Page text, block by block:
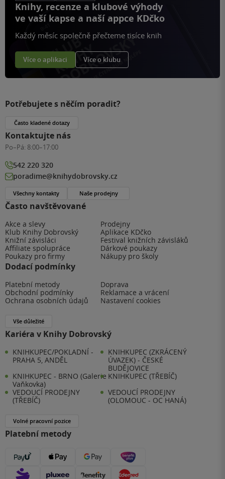
Knihy, recenze a klubové výhody
ve vaší kapse a naší appce KDčko
Každý měsíc společně přečteme tisíce knih
Více o aplikaci Více o klubu
Často navštěvované
Akce a slevy
Prodejny
Klub Knihy Dobrovský
Aplikace KDčko
Knižní závisláci
Festival knižních závisláků
Affiliate spolupráce
Dárkové poukazy
Poukazy pro firmy
Nákupy pro školy
Dodací podmínky
Platební metody
Doprava
Obchodní podmínky
Reklamace a vrácení
Ochrana osobních údajů
Nastavení cookies
Vše důležité
Kariéra v Knihy Dobrovský
KNIHKUPEC/POKLADNÍ -
PRAHA 5, ANDĚL
KNIHKUPEC (ZKRÁCENÝ
ÚVAZEK) - ČESKÉ
BUDĚJOVICE
KNIHKUPEC - BRNO (Galerie
Vaňkovka)
KNIHKUPEC (TŘEBÍČ)
VEDOUCÍ PRODEJNY
(TŘEBÍČ)
VEDOUCÍ PRODEJNY
(OLOMOUC - OC HANÁ)
Volné pracovní pozice
Platební metody
Potřebujete s něčím poradit?
Často kladené dotazy
Kontaktujte nás
Po–Pá: 8:00–17:00
542 220 320
poradime@knihydobrovsky.cz
Všechny kontakty Naše prodejny